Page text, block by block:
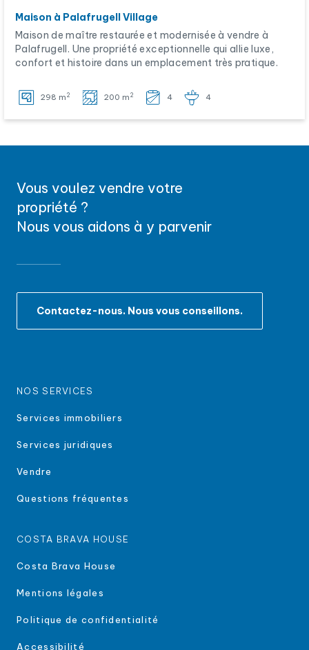
Maison à Palafrugell Village
Maison de maître restaurée et modernisée à vendre à
Palafrugell. Une propriété exceptionnelle qui allie luxe,
confort et histoire dans un emplacement très pratique.
298 m 2 200 m 2 4 4
Vous voulez vendre votre
propriété ?
Nous vous aidons à y parvenir
Contactez-nous. Nous vous conseillons.
NOS SERVICES
Services immobiliers
Services juridiques
Vendre
Questions fréquentes
COSTA BRAVA HOUSE
Costa Brava House
Mentions légales
Politique de confidentialité
Accessibilité